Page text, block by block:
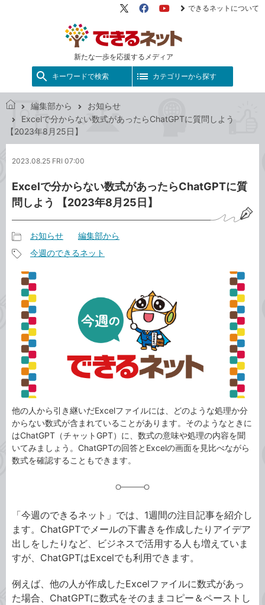
新たな一歩を応援するメディア
X（旧
FacebookYouTube
できるネットについて
キーワードで検索 カテゴリーから探す
で
き
ッ
編集部から
お知らせ
Excelで分からない数式があったらChatGPTに質問しよう
【2023年8月25日】
2023.08.25 FRI 07:00
Excelで分からない数式があったらChatGPTに質
問しよう 【2023年8月25日】
事
カ
テ
ゴ
リ
お知らせ 編集部から
事
タ
グ
今週のできるネット
他の人から引き継いだExcelファイルには、どのような処理か分
からない数式が含まれていることがあります。そのようなときに
はChatGPT（チャットGPT）に、数式の意味や処理の内容を聞
いてみましょう。ChatGPTの回答とExcelの画面を見比べながら
数式を確認することもできます。
「今週のできるネット」では、1週間の注目記事を紹介し
ます。ChatGPTでメールの下書きを作成したりアイデア
出しをしたりなど、ビジネスで活用する人も増えていま
すが、ChatGPTはExcelでも利用できます。
例えば、他の人が作成したExcelファイルに数式があっ
た場合、ChatGPTに数式をそのままコピー＆ペーストし